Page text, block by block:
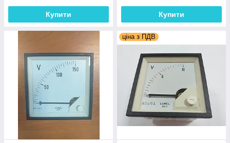
Купити Купити
ціна з ПДВ